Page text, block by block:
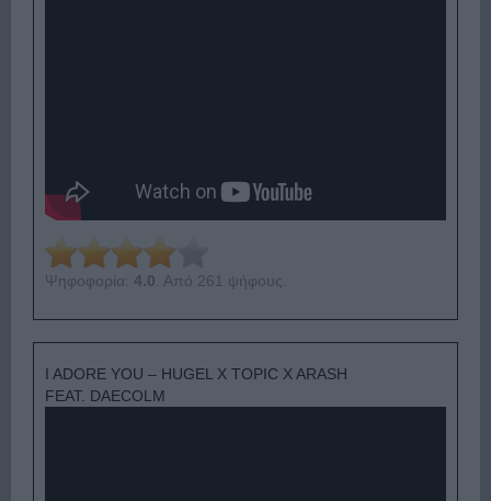
Ψηφοφορία: 4.0 . Από 261 ψήφους.
I ADORE YOU – HUGEL X TOPIC X ARASH
FEAT. DAECOLM